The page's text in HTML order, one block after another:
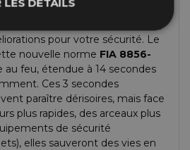
le milieu de la compétition, la
pour votre sécurité. Le
nouvelle norme FIA 8856-
au feu, étendue à 14 secondes
Ces 3 secondes
paraître dérisoires, mais face
plus rapides, des arceaux plus
de sécurité
elles sauveront des vies en